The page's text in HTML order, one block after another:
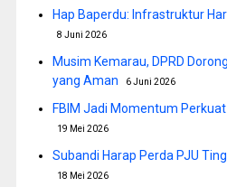
Hap Baperdu: Infrastruktur
8 Juni 2026
Musim Kemarau, DPRD
yang Aman
6 Juni 2026
FBIM Jadi Momentum
19 Mei 2026
Subandi Harap Perda PJU
18 Mei 2026